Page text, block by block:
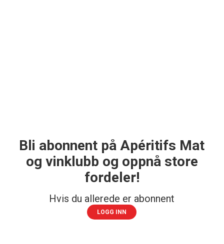
Bli abonnent på Apéritifs Mat
og vinklubb og oppnå store
fordeler!
Hvis du allerede er abonnent
LOGG INN